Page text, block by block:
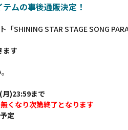
テムの事後通販決定！
SHINING STAR STAGE SONG
ます
)23:59まで
くなり次第終了となります
定